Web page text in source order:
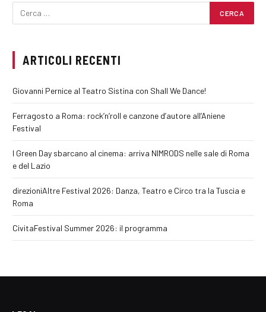
ARTICOLI RECENTI
Giovanni Pernice al Teatro Sistina con Shall We Dance!
Ferragosto a Roma: rock’n’roll e canzone d’autore all’Aniene
Festival
I Green Day sbarcano al cinema: arriva NIMRODS nelle sale di Roma
e del Lazio
direzioniAltre Festival 2026: Danza, Teatro e Circo tra la Tuscia e
Roma
CivitaFestival Summer 2026: il programma